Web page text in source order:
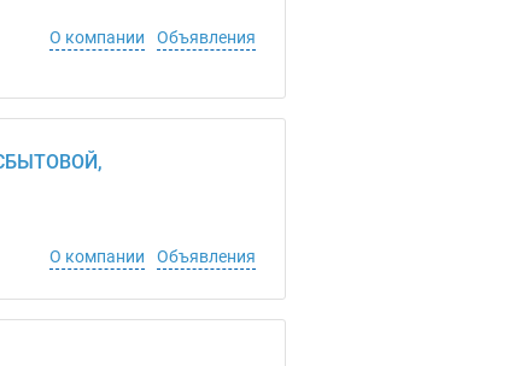
О компании Объявления
О компании Объявления